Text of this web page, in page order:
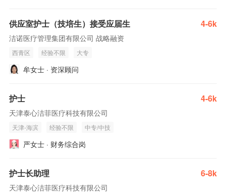
供应室护士（技培生）接受应届生 4-6k
洁诺医疗管理集团有限公司 战略融资
西青区 经验不限 大专
牟女士 · 资深顾问
护士 4-6k
天津泰心洁菲医疗科技有限公司
天津-海滨 经验不限 中专/中技
严女士 · 财务综合岗
护士长助理 6-8k
天津泰心洁菲医疗科技有限公司